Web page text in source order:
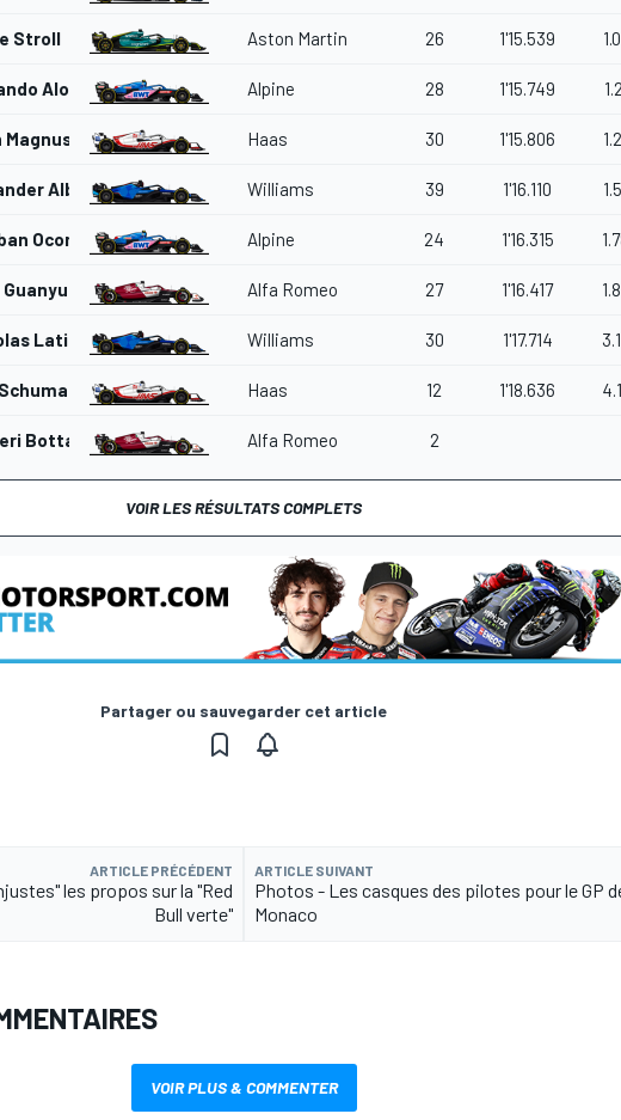
Stroll Aston Martin 26 1'15.539
Alonso Alpine 28 1'15.749
Magnussen Haas 30 1'15.806
Albon Williams 39 1'16.110
Ocon Alpine 24 1'16.315
Alfa Romeo 27 1'16.417
Latifi Williams 30 1'17.714
Haas 12 1'18.636
Bottas Alfa Romeo 2
VOIR LES RÉSULTATS COMPLETS
Partager ou sauvegarder cet article
ARTICLE PRÉCÉDENT
les propos sur la "Red
Bull verte"
ARTICLE SUIVANT
Photos - Les casques des pilotes pour le GP
Monaco
VOIR PLUS & COMMENTER